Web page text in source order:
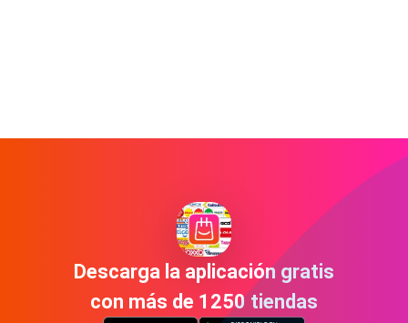
Descarga la aplicación gratis
con más de 1250 tiendas